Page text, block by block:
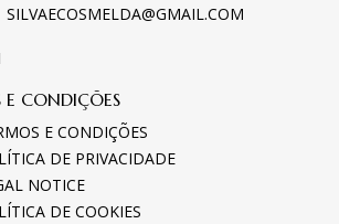
SILVAECOSMELDA@GMAIL.COM
E CONDIÇÕES
E CONDIÇÕES
DE PRIVACIDADE
NOTICE
DE COOKIES